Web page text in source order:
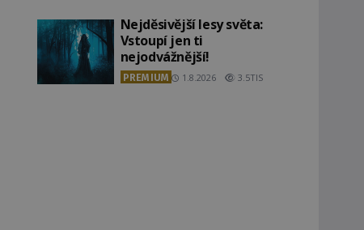
Nejděsivější lesy světa:
Vstoupí jen ti
nejodvážnější!
PREMIUM 1.8.2026 3.5TIS